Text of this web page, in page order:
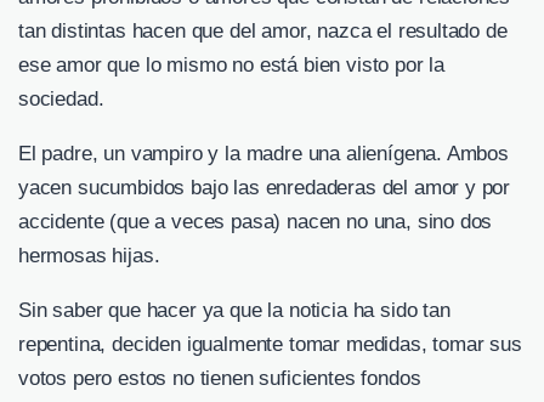
tan distintas hacen que del amor, nazca el resultado de
ese amor que lo mismo no está bien visto por la
sociedad.
El padre, un vampiro y la madre una alienígena. Ambos
yacen sucumbidos bajo las enredaderas del amor y por
accidente (que a veces pasa) nacen no una, sino dos
hermosas hijas.
Sin saber que hacer ya que la noticia ha sido tan
repentina, deciden igualmente tomar medidas, tomar sus
votos pero estos no tienen suficientes fondos